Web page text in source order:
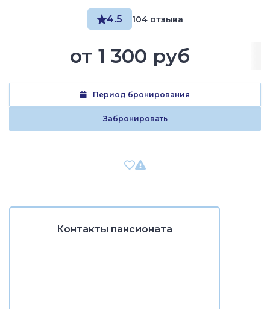
4.5 104 отзыва
от 1 300 руб
Период бронирования
Забронировать
Контакты пансионата